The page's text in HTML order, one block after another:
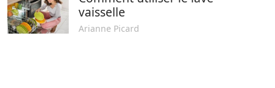
vaisselle
Arianne Picard